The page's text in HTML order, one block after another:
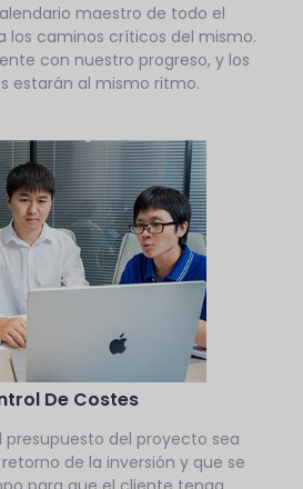
maestro de todo el
los caminos críticos del mismo.
con nuestro progreso, y los
estarán al mismo ritmo.
De Costes
presupuesto del proyecto sea
de la inversión y que se